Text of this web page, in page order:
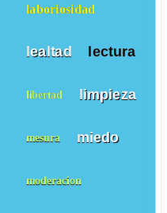
laboriosidad
lealtad lectura
libertad limpieza
mesura miedo
moderacion